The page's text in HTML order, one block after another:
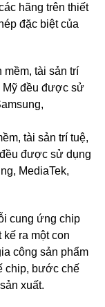
hãng trên thiết
đặc biệt của
tài sản trí tuệ,
được sử dụng
MediaTek,
cung ứng chip
ra một con
công sản phẩm
chip, bước chế
xuất.